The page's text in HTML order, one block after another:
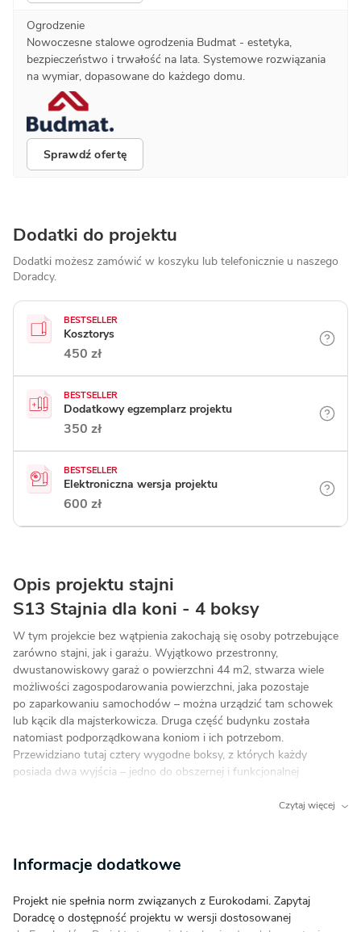
Ogrodzenie
Nowoczesne stalowe ogrodzenia Budmat - estetyka,
bezpieczeństwo i trwałość na lata. Systemowe rozwiązania
na wymiar, dopasowane do każdego domu.
Sprawdź ofertę
Dodatki do projektu
Dodatki możesz zamówić w koszyku lub telefonicznie u naszego
Doradcy.
BESTSELLER
Kosztorys
450 zł
BESTSELLER
Dodatkowy egzemplarz projektu
350 zł
BESTSELLER
Elektroniczna wersja projektu
600 zł
Opis projektu stajni
S13 Stajnia dla koni - 4 boksy
W tym projekcie bez wątpienia zakochają się osoby potrzebujące
zarówno stajni, jak i garażu. Wyjątkowo przestronny,
dwustanowiskowy garaż o powierzchni 44 m2, stwarza wiele
możliwości zagospodarowania powierzchni, jaka pozostaje
po zaparkowaniu samochodów – można urządzić tam schowek
lub kącik dla majsterkowicza. Druga część budynku została
natomiast podporządkowana koniom i ich potrzebom.
Przewidziano tutaj cztery wygodne boksy, z których każdy
posiada dwa wyjścia – jedno do obszernej i funkcjonalnej
przewidziano także osobne pomieszczenie na paszę dla zwierząt
ganeczek. Czy ten projekt będzie dla Ciebie satysfakcjonującym
rozwiązaniem?
Czytaj więcej
Informacje dodatkowe
Projekt nie spełnia norm związanych z Eurokodami. Zapytaj
Doradcę o dostępność projektu w wersji dostosowanej